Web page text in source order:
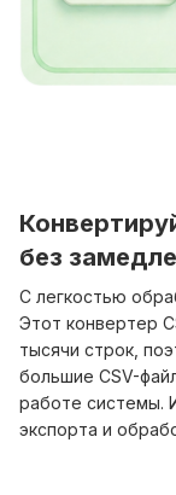
без
С легкостью
Этот конвертер
тысячи строк,
большие CSV-
работе системы.
экспорта и